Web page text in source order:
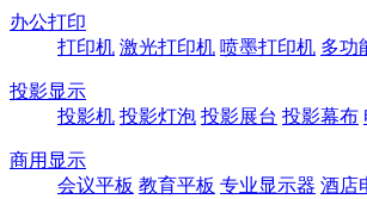
办公打印
打印机 激光打印机 喷墨打印机 多功
投影显示
投影机 投影灯泡 投影展台 投影幕布
商用显示
会议平板 教育平板 专业显示器 酒店